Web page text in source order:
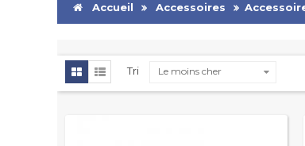
Accueil Accessoires
Tri Le moins cher